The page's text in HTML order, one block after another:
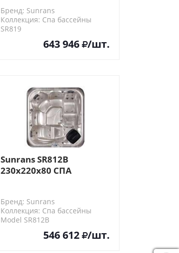
Бренд: Sunrans
Коллекция: Спа бассейны
SR819
643 946 /шт.
Sunrans SR812B
230х220х80 СПА
Бренд: Sunrans
Коллекция: Спа бассейны
Model SR812B
546 612 /шт.